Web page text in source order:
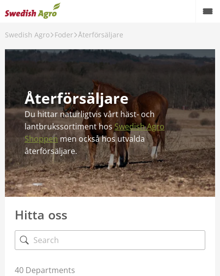
Swedish Agro Foder Återförsäljare
Återförsäljare
Du hittar naturligtvis vårt häst- och
lantbrukssortiment hosSwedish Agro
Shoppen men också hos utvalda
återförsäljare.
Hitta oss
40 Departments
Växtodling
Foder
Spannmål
Maskiner
Butik
Aktuellt
Kampanjer
Karriär